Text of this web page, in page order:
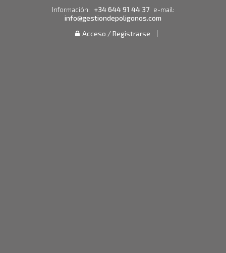
Información: +34 644 91 44 37 e-mail:
info@gestiondepoligonos.com
Acceso / Registrarse